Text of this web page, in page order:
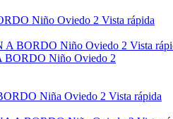
Vista rápida
Vista
Niño Oviedo 2
Vista rápida